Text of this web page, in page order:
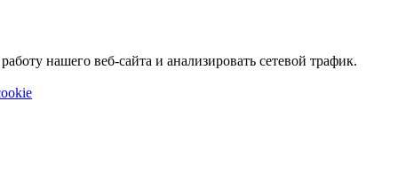
нашего веб-сайта и анализировать сетевой трафик.